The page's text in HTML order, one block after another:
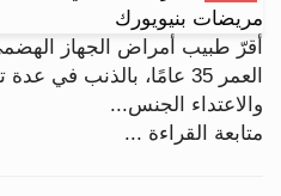
أقرّ طبيب أمراض الجهاز
العمر 35 عامًا، بالذنب في
والاعتداء الجنس...
متابعة القراءة ...